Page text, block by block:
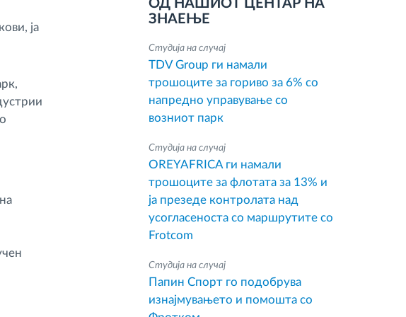
ја
ОД НАШИОТ ЦЕНТАР НА
ЗНАЕЊЕ
Студија на случај
TDV Group ги намали
трошоците за гориво за 6% со
напредно управување со
возниот парк
Студија на случај
OREYAFRICA ги намали
трошоците за флотата за 13% и
ја презеде контролата над
усогласеноста со маршрутите со
Frotcom
Студија на случај
Папин Спорт го подобрува
изнајмувањето и помошта со